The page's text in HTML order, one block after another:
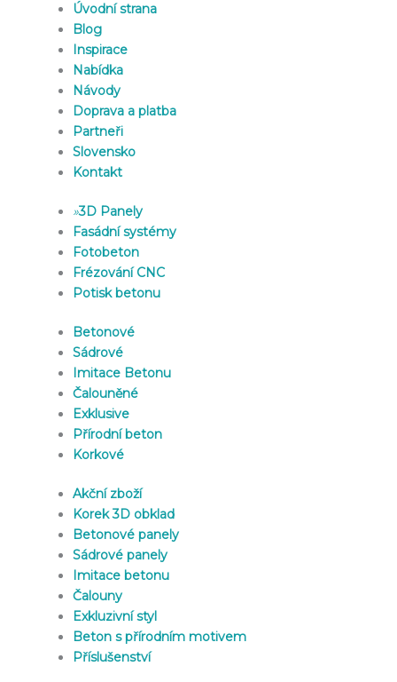
Úvodní strana
Blog
Inspirace
Nabídka
Návody
Doprava a platba
Partneři
Slovensko
Kontakt
»3D Panely
Fasádní systémy
Fotobeton
Frézování CNC
Potisk betonu
Betonové
Sádrové
Imitace Betonu
Čalouněné
Exklusive
Přírodní beton
Korkové
Akční zboží
Korek 3D obklad
Betonové panely
Sádrové panely
Imitace betonu
Čalouny
Exkluzivní styl
Beton s přírodním motivem
Příslušenství